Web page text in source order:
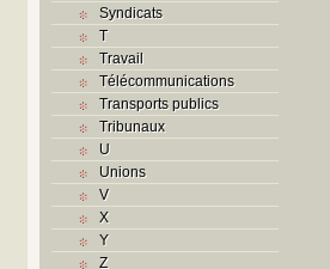
Syndicats
T
Travail
Télécommunications
Transports publics
Tribunaux
U
Unions
V
X
Y
Z